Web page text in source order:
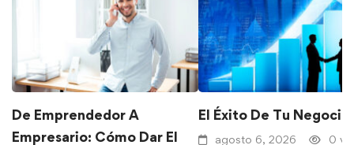
De Emprendedor A
Empresario: Cómo Dar El
El Éxito De Tu Negocio
agosto 6, 2026 0